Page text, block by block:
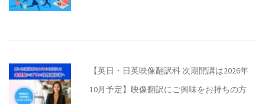
【英日・日英映像翻訳科 次期開講は2026年
10月予定】映像翻訳にご興味をお持ちの方